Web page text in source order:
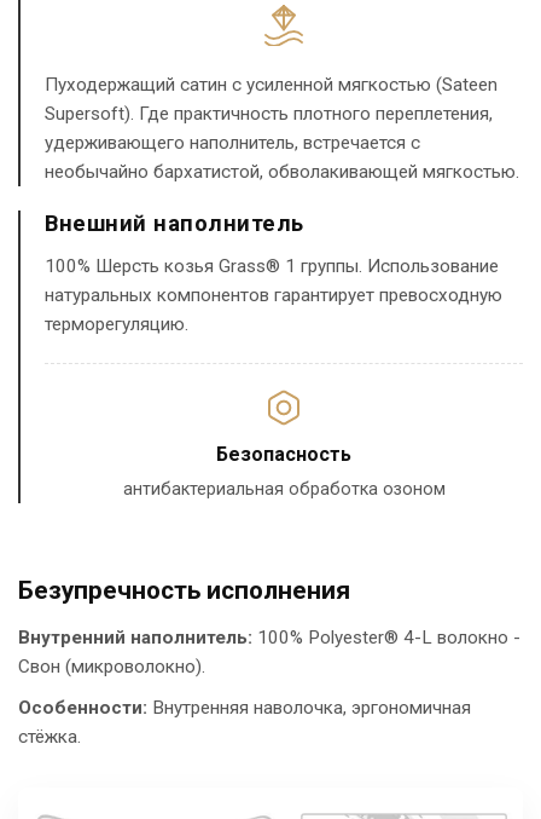
Пуходержащий сатин с усиленной мягкостью (Sateen
Supersoft). Где практичность плотного переплетения,
удерживающего наполнитель, встречается с
необычайно бархатистой, обволакивающей мягкостью.
Внешний наполнитель
100% Шерсть козья Grass® 1 группы. Использование
натуральных компонентов гарантирует превосходную
терморегуляцию.
Безопасность
антибактериальная обработка озоном
Безупречность исполнения
Внутренний наполнитель: 100% Polyester® 4-L волокно -
Свон (микроволокно).
Особенности: Внутренняя наволочка, эргономичная
стёжка.